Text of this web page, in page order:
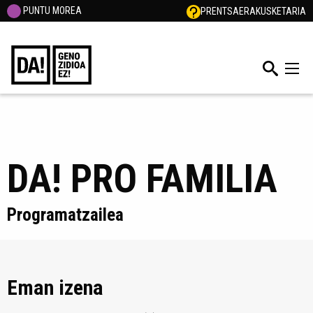
PUNTU MOREA PRENTSAERAKUSKETARIA
DA! PRO FAMILIA
Programatzailea
Eman izena